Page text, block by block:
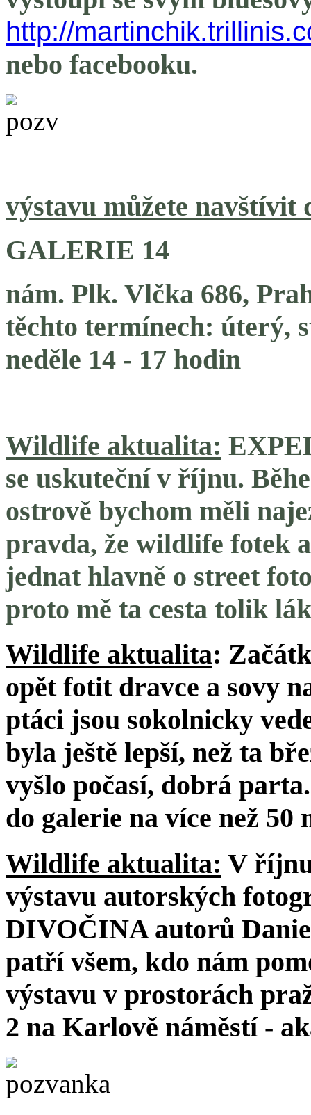
http://
nebo facebooku.
výstavu můžete navštívit
GALERIE 14
nám. Plk. Vlčka 686,
těchto termínech: úterý,
neděle 14 - 17 hodin
Wildlife aktualita:
se uskuteční v říjnu.
ostrově bychom měli
pravda, že wildlife fotek
jednat hlavně o street
proto mě ta cesta tolik
Wildlife aktualita:
opět fotit dravce a sovy
ptáci jsou sokolnicky
byla ještě lepší, než ta
vyšlo počasí, dobrá
do galerie na více než 50
Wildlife aktualita: V
výstavu autorských
DIVOČINA autorů
patří všem, kdo nám
výstavu v prostorách
2 na Karlově náměstí -